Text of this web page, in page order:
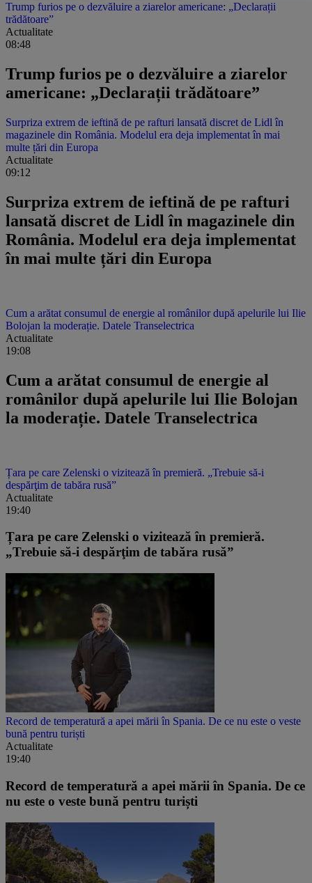
Trump furios pe o dezvăluire a ziarelor americane: „Declarații
trădătoare”
Actualitate
08:48
Trump furios pe o dezvăluire a ziarelor
americane: „Declarații trădătoare”
Surpriza extrem de ieftină de pe rafturi lansată discret de Lidl în
magazinele din România. Modelul era deja implementat în mai
multe țări din Europa
Actualitate
09:12
Surpriza extrem de ieftină de pe rafturi
lansată discret de Lidl în magazinele din
România. Modelul era deja implementat
în mai multe țări din Europa
Cum a arătat consumul de energie al românilor după apelurile lui Ilie
Bolojan la moderație. Datele Transelectrica
Actualitate
19:08
Cum a arătat consumul de energie al
românilor după apelurile lui Ilie Bolojan
la moderație. Datele Transelectrica
Țara pe care Zelenski o vizitează în premieră. „Trebuie să-i
despărţim de tabăra rusă”
Actualitate
19:40
Țara pe care Zelenski o vizitează în premieră.
„Trebuie să-i despărţim de tabăra rusă”
Record de temperatură a apei mării în Spania. De ce nu este o veste
bună pentru turiști
Actualitate
19:40
Record de temperatură a apei mării în Spania. De ce
nu este o veste bună pentru turiști